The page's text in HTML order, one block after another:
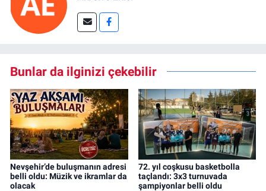
Bunlar da ilginizi çekebilir
Nevşehir’de buluşmanın adresi
belli oldu: Müzik ve ikramlar da
olacak
72. yıl coşkusu basketbolla
taçlandı: 3x3 turnuvada
şampiyonlar belli oldu